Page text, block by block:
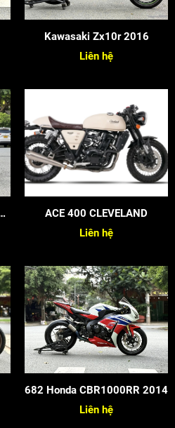
Kawasaki Zx10r 2016
Liên hệ
ACE 400 CLEVELAND
Liên hệ
682 Honda CBR1000RR 2014
Liên hệ